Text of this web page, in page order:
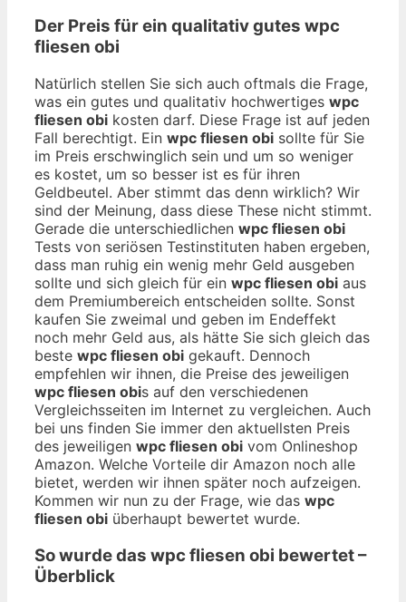
Der Preis für ein qualitativ gutes wpc
fliesen obi
Natürlich stellen Sie sich auch oftmals die Frage,
was ein gutes und qualitativ hochwertiges wpc
fliesen obi kosten darf. Diese Frage ist auf jeden
Fall berechtigt. Ein wpc fliesen obi sollte für Sie
im Preis erschwinglich sein und um so weniger
es kostet, um so besser ist es für ihren
Geldbeutel. Aber stimmt das denn wirklich? Wir
sind der Meinung, dass diese These nicht stimmt.
Gerade die unterschiedlichen wpc fliesen obi
Tests von seriösen Testinstituten haben ergeben,
dass man ruhig ein wenig mehr Geld ausgeben
sollte und sich gleich für ein wpc fliesen obi aus
dem Premiumbereich entscheiden sollte. Sonst
kaufen Sie zweimal und geben im Endeffekt
noch mehr Geld aus, als hätte Sie sich gleich das
beste wpc fliesen obi gekauft. Dennoch
empfehlen wir ihnen, die Preise des jeweiligen
wpc fliesen obis auf den verschiedenen
Vergleichsseiten im Internet zu vergleichen. Auch
bei uns finden Sie immer den aktuellsten Preis
des jeweiligen wpc fliesen obi vom Onlineshop
Amazon. Welche Vorteile dir Amazon noch alle
bietet, werden wir ihnen später noch aufzeigen.
Kommen wir nun zu der Frage, wie das wpc
fliesen obi überhaupt bewertet wurde.
So wurde das wpc fliesen obi bewertet –
Überblick